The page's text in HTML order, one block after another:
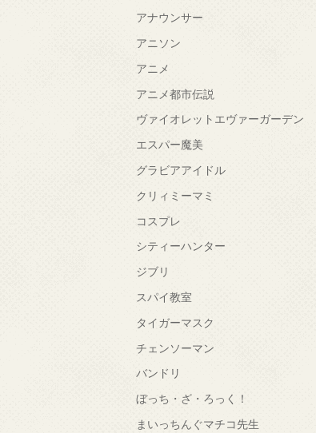
アナウンサー
アニソン
アニメ
アニメ都市伝説
ヴァイオレットエヴァーガーデン
エスパー魔美
グラビアアイドル
クリィミーマミ
コスプレ
シティーハンター
ジブリ
スパイ教室
タイガーマスク
チェンソーマン
バンドリ
ぼっち・ざ・ろっく！
まいっちんぐマチコ先生